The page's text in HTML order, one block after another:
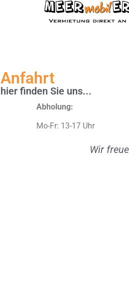
Anfahrt
hier finden Sie uns...
Abholung:
Mo-Fr: 13-17 Uhr
Wir